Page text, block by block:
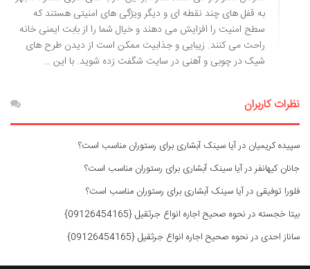
به قفل های چند نقطه ای و دیگر ویژگی های امنیتی هستند که
سطح امنیت را افزایش می دهند و خیال شما را از بابت ایمنی خانه
راحت می کنند. زیبایی و جذابیت ممکن است از دیدن طرح های
شیک در چوبی و آهنی در سایت شگفت زده شوید. با این …
نظرات کاربران
سپیده کریمیان درآیا سینک آبشاری برای رستوران مناسب است؟
جانان کیهانفردرآیا سینک آبشاری برای رستوران مناسب است؟
فلورا توفیقی درآیا سینک آبشاری برای رستوران مناسب است؟
بیتا خجسته درنحوه صحیح اجاره انواع جرثقیل {09126454165}
ساناز احدی درنحوه صحیح اجاره انواع جرثقیل {09126454165}